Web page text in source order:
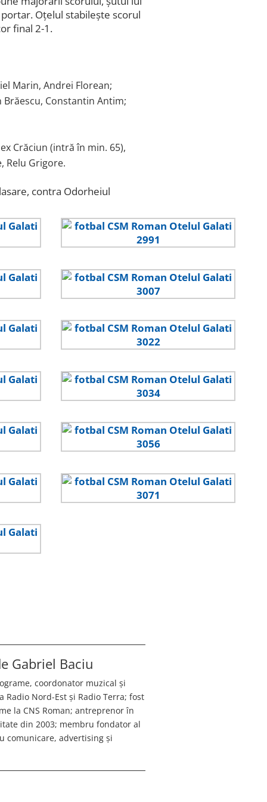
Oțelul stabilește scorul
final 2-1.
Marin, Andrei Florean;
Constantin Antim;
Crăciun (intră în min. 65),
Relu Grigore.
contra Odorheiul
Gabriel Baciu
coordonator muzical și
Radio Nord-Est și Radio Terra; fost
la CNS Roman; antreprenor în
din 2003; membru fondator al
comunicare, advertising și